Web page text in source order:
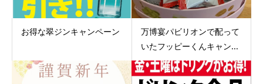
お得な翠ジンキャンペーン
万博宴パビリオンで配って
いたフッピーくんキャン...